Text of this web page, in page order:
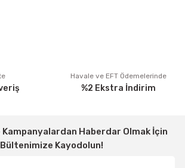
Havale ve EFT Ödemelerinde
%2 Ekstra İndirim
Haberdar Olmak İçin
Bültenimize Kayodolun!